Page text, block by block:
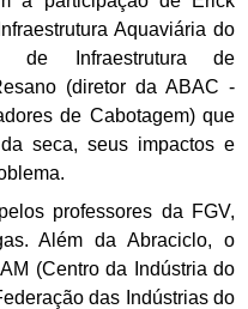
Aquaviária do
de Infraestrutura de
(diretor da ABAC -
de Cabotagem) que
seca, seus impactos e
professores da FGV,
Além da Abraciclo, o
(Centro da Indústria do
das Indústrias do